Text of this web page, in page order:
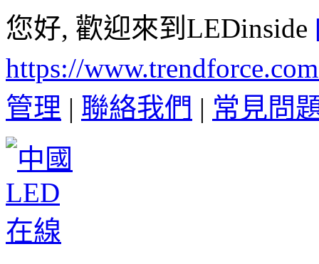
您好, 歡迎來到LEDinside
https://
管理 | 聯絡我們 | 常見問